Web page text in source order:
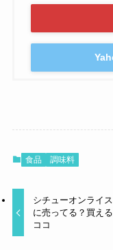
食品 調味料
シチューオンライ
に売ってる？買え
ココ